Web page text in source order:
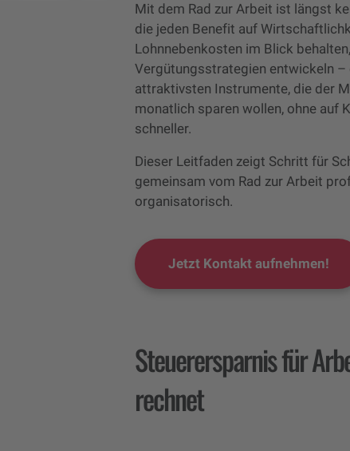
Mit dem Rad zur Arbeit ist längst
die jeden Benefit auf
Lohnnebenkosten im Blick
Vergütungsstrategien entwickeln
attraktivsten Instrumente, die der
monatlich sparen wollen, ohne auf
schneller.
Dieser Leitfaden zeigt Schritt für
gemeinsam vom Rad zur Arbeit
organisatorisch.
Jetzt Kontakt aufnehmen!
Steuerersparnis für
rechnet